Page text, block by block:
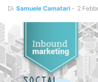
Di Samuele Camatari - 2